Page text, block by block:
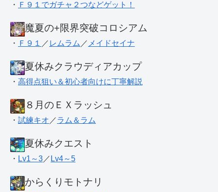
・ Ｆ９１でガチャ２つなどゲット！
魔夏の+限界突破コロシアム
・ Ｆ９１ ／ レムラム ／ メイドセイナ
夏休みクラウディアカップ
・ 高得点狙い＆初心者向けに丁寧解説
８月のＥＸラッシュ
・ 試練キオ ／ラム＆ラム
夏休みクエスト
・ Lv1～3 ／ Lv4～5
からくりモトナリ